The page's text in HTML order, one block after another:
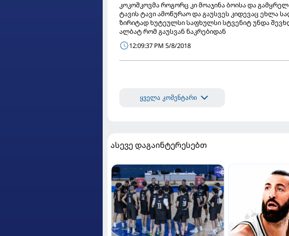
კოკოშკოვმა როგორც კი მოაჯინა ბოისა და
ტავის ტავი ამოწურაო და გაუსვეს კიდევაც ეხლა
ზირიტად ხუტეულსი საფხულსი სტვენიტ უნდა
ალბატ რომ გაუსვან ნაკრებიდან
12:09:37 PM 5/8/2018
ყველა კომენტარი
ასევე დაგაინტერესებთ